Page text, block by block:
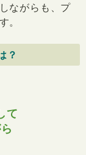
ながらも、プ
。
？
て